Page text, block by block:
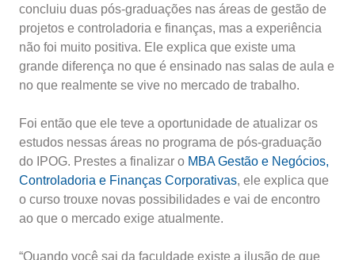
concluiu duas pós-graduações nas áreas de gestão de
projetos e controladoria e finanças, mas a experiência
não foi muito positiva. Ele explica que existe uma
grande diferença no que é ensinado nas salas de aula e
no que realmente se vive no mercado de trabalho.
Foi então que ele teve a oportunidade de atualizar os
estudos nessas áreas no programa de pós-graduação
do IPOG. Prestes a finalizar o MBA Gestão e Negócios,
Controladoria e Finanças Corporativas, ele explica que
o curso trouxe novas possibilidades e vai de encontro
ao que o mercado exige atualmente.
“Quando você sai da faculdade existe a ilusão de que